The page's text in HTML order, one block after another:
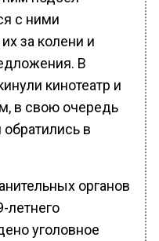
с ними
за колени и
В
кинотеатр и
в свою очередь
в
органов
летнего
уголовное